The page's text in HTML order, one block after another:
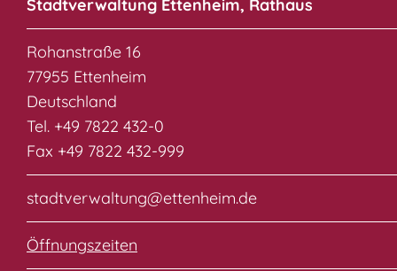
Stadtverwaltung Ettenheim, Rathaus
Rohanstraße 16
77955 Ettenheim
Deutschland
Tel. +49 7822 432-0
Fax +49 7822 432-999
stadtverwaltung@ettenheim.de
Öffnungszeiten